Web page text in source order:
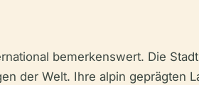
bemerkenswert. Die
der Welt. Ihre alpin geprägten